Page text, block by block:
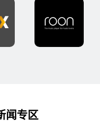
闻专区